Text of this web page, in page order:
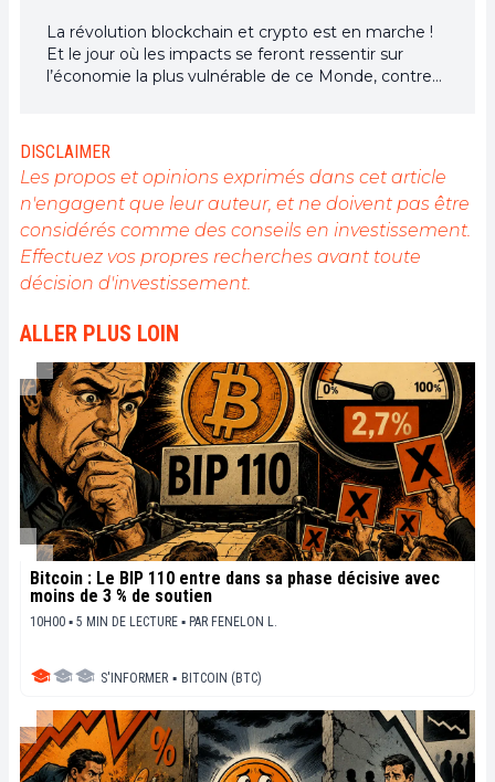
La révolution blockchain et crypto est en marche !
Et le jour où les impacts se feront ressentir sur
l’économie la plus vulnérable de ce Monde, contre
DISCLAIMER
Les propos et opinions exprimés dans cet article
n'engagent que leur auteur, et ne doivent pas être
considérés comme des conseils en investissement.
Effectuez vos propres recherches avant toute
décision d'investissement.
ALLER PLUS LOIN
Bitcoin : Le BIP 110 entre dans sa phase décisive avec
moins de 3 % de soutien
10H00 ▪ 5 MIN DE LECTURE ▪ PAR FENELON L.
S'INFORMER ▪ BITCOIN (BTC)